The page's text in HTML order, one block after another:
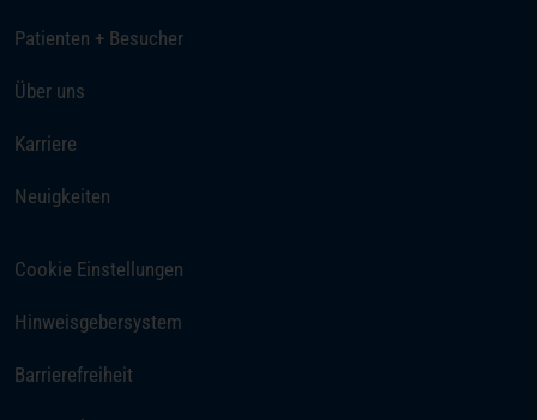
Patienten + Besucher
Über uns
Karriere
Neuigkeiten
Cookie Einstellungen
Hinweisgebersystem
Barrierefreiheit